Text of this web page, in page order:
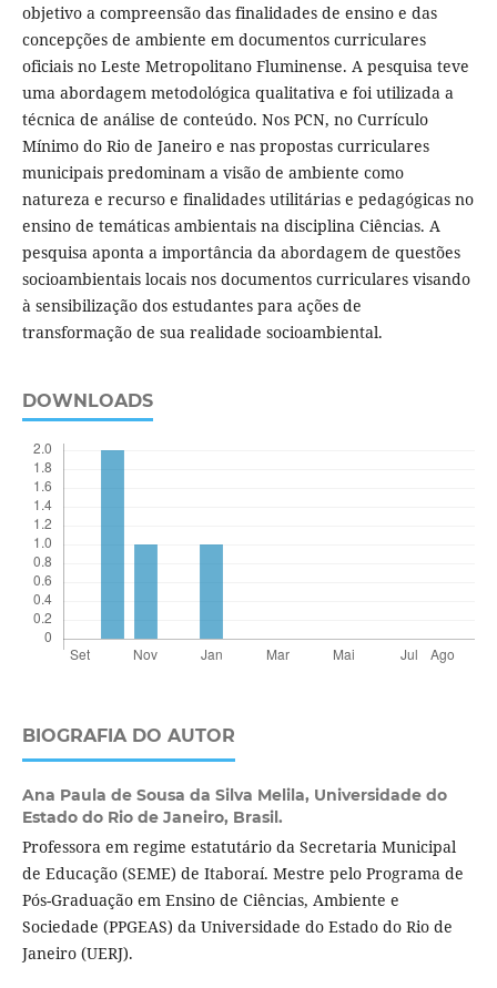
objetivo a compreensão das finalidades de ensino e das
concepções de ambiente em documentos curriculares
oficiais no Leste Metropolitano Fluminense. A pesquisa teve
uma abordagem metodológica qualitativa e foi utilizada a
técnica de análise de conteúdo. Nos PCN, no Currículo
Mínimo do Rio de Janeiro e nas propostas curriculares
municipais predominam a visão de ambiente como
natureza e recurso e finalidades utilitárias e pedagógicas no
ensino de temáticas ambientais na disciplina Ciências. A
pesquisa aponta a importância da abordagem de questões
socioambientais locais nos documentos curriculares visando
à sensibilização dos estudantes para ações de
transformação de sua realidade socioambiental.
DOWNLOADS
BIOGRAFIA DO AUTOR
Ana Paula de Sousa da Silva Melila, Universidade do
Estado do Rio de Janeiro, Brasil.
Professora em regime estatutário da Secretaria Municipal
de Educação (SEME) de Itaboraí. Mestre pelo Programa de
Pós-Graduação em Ensino de Ciências, Ambiente e
Sociedade (PPGEAS) da Universidade do Estado do Rio de
Janeiro (UERJ).